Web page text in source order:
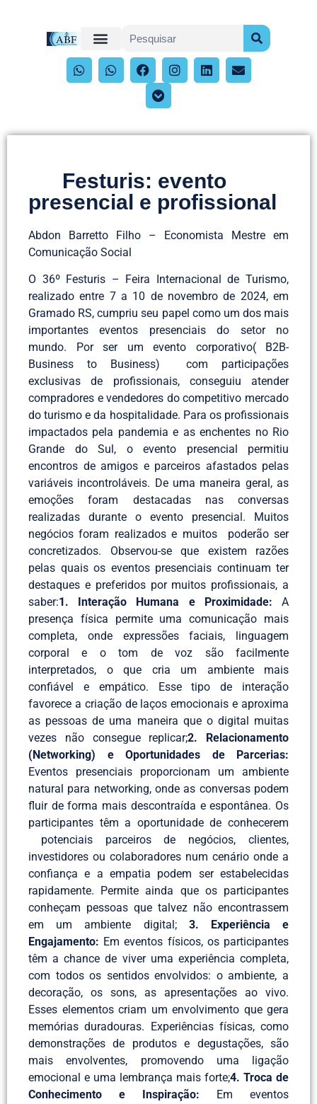
Festuris: evento
presencial e profissional
Abdon Barretto Filho – Economista Mestre em
Comunicação Social
O 36º Festuris – Feira Internacional de Turismo,
realizado entre 7 a 10 de novembro de 2024, em
Gramado RS, cumpriu seu papel como um dos mais
importantes eventos presenciais do setor no
mundo. Por ser um evento corporativo( B2B-
Business to Business) com participações
exclusivas de profissionais, conseguiu atender
compradores e vendedores do competitivo mercado
do turismo e da hospitalidade. Para os profissionais
impactados pela pandemia e as enchentes no Rio
Grande do Sul, o evento presencial permitiu
encontros de amigos e parceiros afastados pelas
variáveis incontroláveis. De uma maneira geral, as
emoções foram destacadas nas conversas
realizadas durante o evento presencial. Muitos
negócios foram realizados e muitos poderão ser
concretizados. Observou-se que existem razões
pelas quais os eventos presenciais continuam ter
destaques e preferidos por muitos profissionais, a
saber:1. Interação Humana e Proximidade: A
presença física permite uma comunicação mais
completa, onde expressões faciais, linguagem
corporal e o tom de voz são facilmente
interpretados, o que cria um ambiente mais
confiável e empático. Esse tipo de interação
favorece a criação de laços emocionais e aproxima
as pessoas de uma maneira que o digital muitas
vezes não consegue replicar;2. Relacionamento
(Networking) e Oportunidades de Parcerias:
Eventos presenciais proporcionam um ambiente
natural para networking, onde as conversas podem
fluir de forma mais descontraída e espontânea. Os
participantes têm a oportunidade de conhecerem
potenciais parceiros de negócios, clientes,
investidores ou colaboradores num cenário onde a
confiança e a empatia podem ser estabelecidas
rapidamente. Permite ainda que os participantes
conheçam pessoas que talvez não encontrassem
em um ambiente digital; 3. Experiência e
Engajamento: Em eventos físicos, os participantes
têm a chance de viver uma experiência completa,
com todos os sentidos envolvidos: o ambiente, a
decoração, os sons, as apresentações ao vivo.
Esses elementos criam um envolvimento que gera
memórias duradouras. Experiências físicas, como
demonstrações de produtos e degustações, são
mais envolventes, promovendo uma ligação
emocional e uma lembrança mais forte;4. Troca de
Conhecimento e Inspiração:
Em eventos